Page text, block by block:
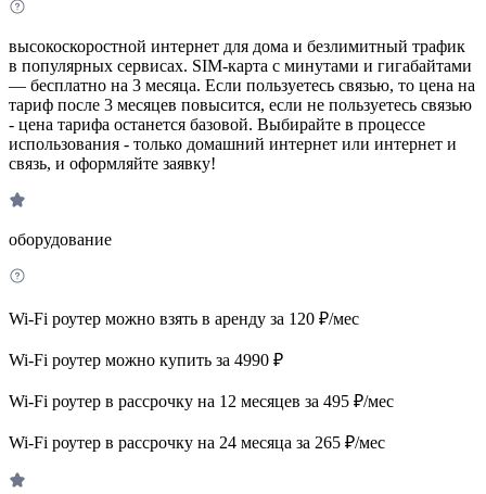
высокоскоростной интернет для дома и безлимитный трафик
в популярных сервисах. SIM-карта с минутами и гигабайтами
— бесплатно на 3 месяца. Если пользуетесь связью, то цена на
тариф после 3 месяцев повысится, если не пользуетесь связью
- цена тарифа останется базовой. Выбирайте в процессе
использования - только домашний интернет или интернет и
связь, и оформляйте заявку!
оборудование
Wi-Fi роутер можно взять в аренду за 120 ₽/мес
Wi-Fi роутер можно купить за 4990 ₽
Wi-Fi роутер в рассрочку на 12 месяцев за 495 ₽/мес
Wi-Fi роутер в рассрочку на 24 месяца за 265 ₽/мес